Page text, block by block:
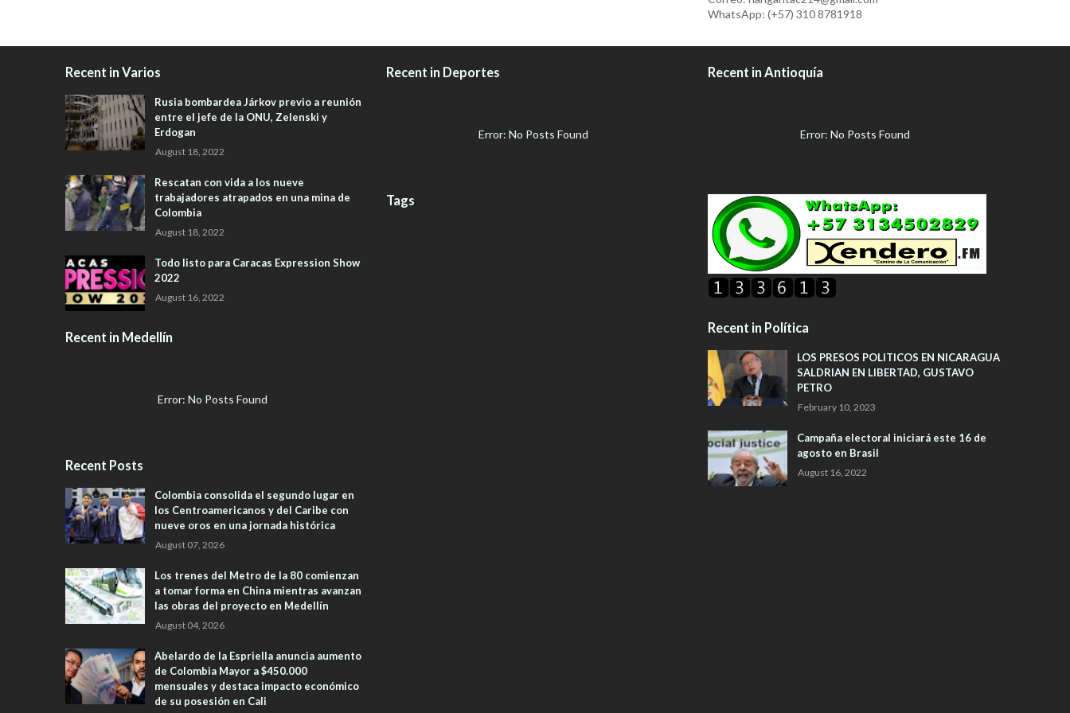
WhatsApp: (+57) 310 8781918
Recent in Varios
Rusia bombardea Járkov previo a reunión
entre el jefe de la ONU, Zelenski y
Erdogan
August 18, 2022
Rescatan con vida a los nueve
trabajadores atrapados en una mina de
Colombia
August 18, 2022
Todo listo para Caracas Expression Show
2022
August 16, 2022
Recent in Medellín
Error: No Posts Found
Recent Posts
Colombia consolida el segundo lugar en
los Centroamericanos y del Caribe con
nueve oros en una jornada histórica
August 07, 2026
Los trenes del Metro de la 80 comienzan
a tomar forma en China mientras avanzan
las obras del proyecto en Medellín
August 04, 2026
Abelardo de la Espriella anuncia aumento
de Colombia Mayor a $450.000
mensuales y destaca impacto económico
de su posesión en Cali
Recent in Deportes
Error: No Posts Found
Tags
Recent in Antioquía
Error: No Posts Found
Recent in Política
LOS PRESOS POLITICOS EN NICARAGUA
SALDRIAN EN LIBERTAD, GUSTAVO
PETRO
February 10, 2023
Campaña electoral iniciará este 16 de
agosto en Brasil
August 16, 2022